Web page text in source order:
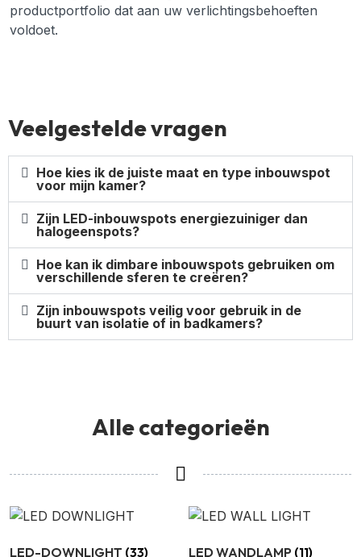
productportfolio dat aan uw verlichtingsbehoeften
voldoet.
Veelgestelde vragen
Hoe kies ik de juiste maat en type inbouwspot
voor mijn kamer?
Zijn LED-inbouwspots energiezuiniger dan
halogeenspots?
Hoe kan ik dimbare inbouwspots gebruiken om
verschillende sferen te creëren?
Zijn inbouwspots veilig voor gebruik in de
buurt van isolatie of in badkamers?
Alle categorieën
LED-DOWNLIGHT (33) LED WANDLAMP (11)